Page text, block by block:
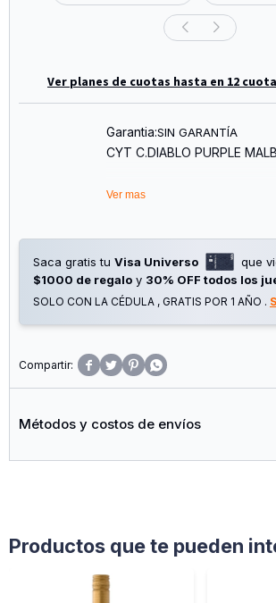
Ver planes de cuotas hasta en 12
Garantia:SIN GARANTÍA
CYT C.DIABLO PURPLE
Ver mas
Saca gratis tu Visa Universo
que
$1000 de regalo y 30% OFF todos los
SOLO CON LA CÉDULA , GRATIS POR 1 AÑO .
   
Métodos y costos de envíos
Productos que te pueden